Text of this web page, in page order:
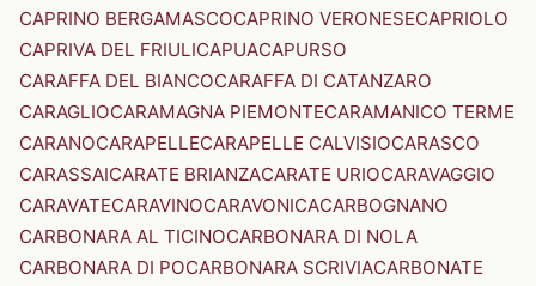
CAPRINO BERGAMASCOCAPRINO VERONESECAPRIOLO
CAPRIVA DEL FRIULICAPUACAPURSO
CARAFFA DEL BIANCOCARAFFA DI CATANZARO
CARAGLIOCARAMAGNA PIEMONTECARAMANICO TERME
CARANOCARAPELLECARAPELLE CALVISIOCARASCO
CARASSAICARATE BRIANZACARATE URIOCARAVAGGIO
CARAVATECARAVINOCARAVONICACARBOGNANO
CARBONARA AL TICINOCARBONARA DI NOLA
CARBONARA DI POCARBONARA SCRIVIACARBONATE